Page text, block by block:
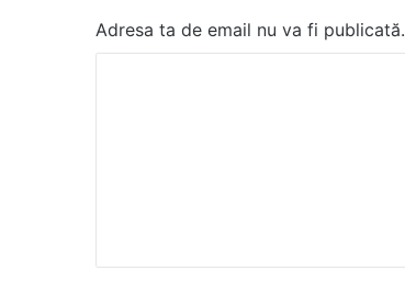
Adresa ta de email nu va fi publicată.
a